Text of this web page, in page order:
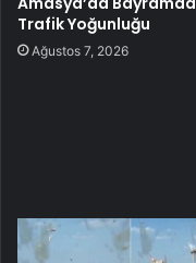
Trafik Yoğunluğu
Ağustos 7, 2026